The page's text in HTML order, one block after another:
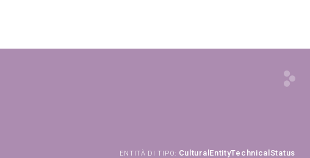
ENTITÀ DI TIPO: CulturalEntityTechnicalStatus